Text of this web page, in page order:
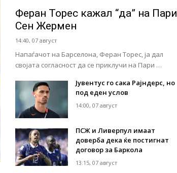
Феран Торес кажал “да” на Пари
Сен Жермен
14:40, 07 август
Напаѓачот на Барселона, Феран Торес, ја дал
својата согласност да се приклучи на Пари …
Јувентус го сака Рајндерс, но
под еден услов
14:00, 07 август
ПСЖ и Ливерпул имаат
доверба дека ќе постигнат
договор за Баркола
13:15, 07 август